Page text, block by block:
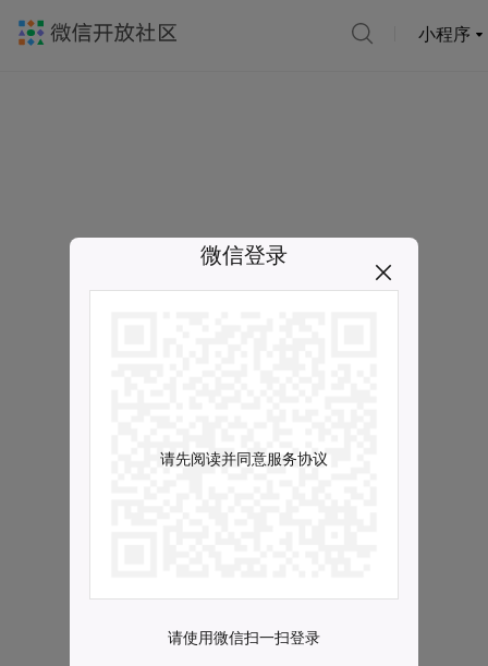
小程序
微信登录
请先阅读并同意服务协议
请使用微信扫一扫登录